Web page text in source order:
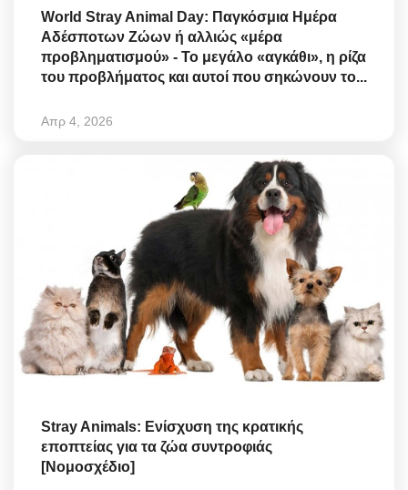
World Stray Animal Day: Παγκόσμια Ημέρα
Αδέσποτων Ζώων ή αλλιώς «μέρα
προβληματισμού» - Το μεγάλο «αγκάθι», η ρίζα
του προβλήματος και αυτοί που σηκώνουν το...
Απρ 4, 2026
Stray Animals: Ενίσχυση της κρατικής
εποπτείας για τα ζώα συντροφιάς
[Νομοσχέδιο]